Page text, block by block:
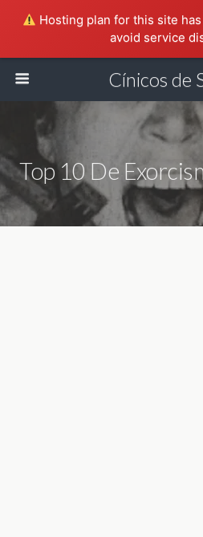
Hosting plan for this site
avoid service
Cínicos de
Top 10 De